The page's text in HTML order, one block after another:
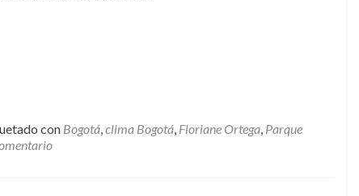
con Bogotá,clima Bogotá, Floriane Ortega, Parque